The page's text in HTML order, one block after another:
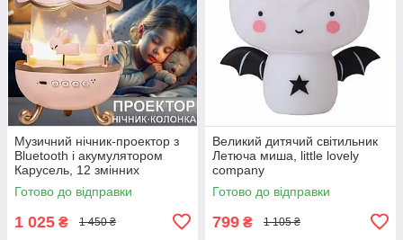
Музичний нічник-проектор з
Bluetooth і акумулятором
Карусель, 12 змінних
картинок
Готово до відправки
1 025 ₴ 1 450 ₴
Великий дитячий світильник
Летюча миша, little lovely
company
Готово до відправки
799 ₴ 1 105 ₴